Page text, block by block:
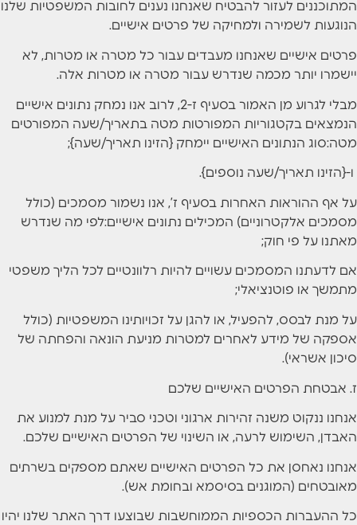
המתוכננים לעזור להבטיח שאנחנו נענים לחובות המשפטיות שלנו
הנוגעות לשמירה ולמחיקה של פרטים אישיים.
פרטים אישיים שאנחנו מעבדים עבור כל מטרה או מטרות, לא
יישמרו יותר מכמה שנדרש עבור מטרה או מטרות אלה.
מבלי לגרוע מן האמור בסעיף ז-2, לרוב אנו נמחק נתונים אישיים
הנמצאים בקטגוריות המפורטות מטה בתאריך/שעה המפורטים
מטה:סוג הנתונים האישיים יימחק {הזינו תאריך/שעה};
ו-{הזינו תאריך/שעה נוספים}.
על אף ההוראות האחרות בסעיף ז’, אנו נשמור מסמכים (כולל
מסמכים אלקטרוניים) המכילים נתונים אישיים:לפי מה שנדרש
מאתנו על פי חוק;
אם לדעתנו המסמכים עשויים להיות רלוונטיים לכל הליך משפטי
מתמשך או פוטנציאלי;
על מנת לבסס, להפעיל, או להגן על זכויותינו המשפטיות (כולל
אספקה של מידע לאחרים למטרות מניעת הונאה והפחתה של
סיכון אשראי).
ז. אבטחת הפרטים האישיים שלכם
אנחנו ננקוט משנה זהירות ארגוני וטכני סביר על מנת למנוע את
האבדן, השימוש לרעה, או השינוי של הפרטים האישיים שלכם.
אנחנו נאחסן את כל הפרטים האישיים שאתם מספקים בשרתים
מאובטחים (המוגנים בסיסמא ובחומת אש).
כל ההעברות הכספיות הממוחשבות שבוצעו דרך האתר שלנו יהיו